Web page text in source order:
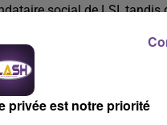
social de LSI, tandis
de développement des
au coeur du projet.
de pourquoi pas aller
ambition pour le Limoges
privée est notre priorité